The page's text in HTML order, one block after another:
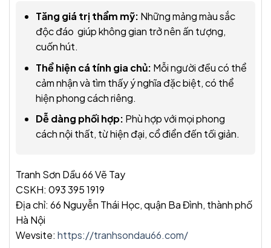
Tăng giá trị thẩm mỹ: Những mảng màu sắc
độc đáo giúp không gian trở nên ấn tượng,
cuốn hút.
Thể hiện cá tính gia chủ: Mỗi người đều có thể
cảm nhận và tìm thấy ý nghĩa đặc biệt, có thể
hiện phong cách riêng.
Dễ dàng phối hợp: Phù hợp với mọi phong
cách nội thất, từ hiện đại, cổ điển đến tối giản.
Tranh Sơn Dầu 66 Vẽ Tay
CSKH: 093 395 1919
Địa chỉ: 66 Nguyễn Thái Học, quận Ba Đình, thành phố
Hà Nội
Wevsite: https://tranhsondau66.com/